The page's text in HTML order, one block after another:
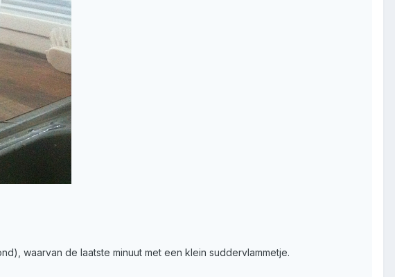
waarvan de laatste minuut met een klein suddervlammetje.